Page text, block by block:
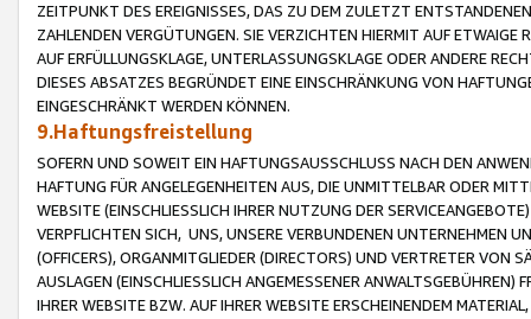
ZEITPUNKT DES EREIGNISSES, DAS ZU DEM ZULETZT
ZAHLENDEN VERGÜTUNGEN. SIE VERZICHTEN HIERMIT AUF
AUF ERFÜLLUNGSKLAGE, UNTERLASSUNGSKLAGE ODER ANDERE
DIESES ABSATZES BEGRÜNDET EINE EINSCHRÄNKUNG VON
EINGESCHRÄNKT WERDEN KÖNNEN.
9.Haftungsfreistellung
SOFERN UND SOWEIT EIN HAFTUNGSAUSSCHLUSS NACH DEN
HAFTUNG FÜR ANGELEGENHEITEN AUS, DIE UNMITTELBAR ODER
WEBSITE (EINSCHLIESSLICH IHRER NUTZUNG DER
VERPFLICHTEN SICH, UNS, UNSERE VERBUNDENEN UNTERNEHMEN
(OFFICERS), ORGANMITGLIEDER (DIRECTORS) UND VERTRETER VON
AUSLAGEN (EINSCHLIESSLICH ANGEMESSENER
IHRER WEBSITE BZW. AUF IHRER WEBSITE ERSCHEINENDEM